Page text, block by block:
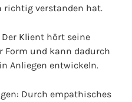
richtig verstanden hat.
Klient hört seine
Form und kann dadurch
Anliegen entwickeln.
Durch empathisches